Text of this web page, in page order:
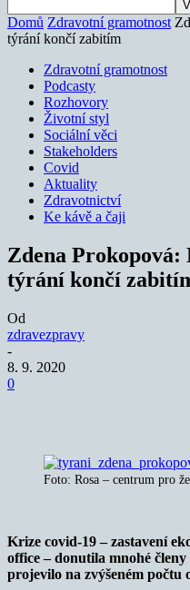
Domů Zdravotní gramotnost
týrání končí zabitím
Zdravotní gramotnost
Podcasty
Rozhovory
Životní styl
Sociální věci
Stakeholders
Covid
Aktuality
Zdravotnictví
Ke kávě a čaji
Zdena
týrání končí
Od
zdravezpravy
-
8. 9. 2020
0
Foto: Rosa – centrum pro
Krize covid-19 – zastavení
office – donutila mnohé
projevilo na zvýšeném počtu